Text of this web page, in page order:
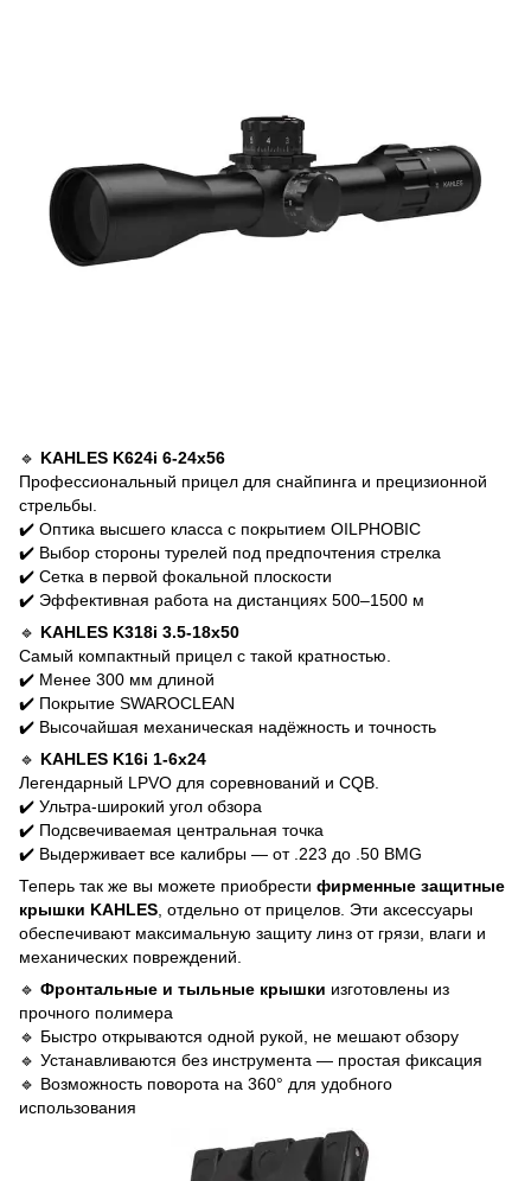
🔹 KAHLES K624i 6-24x56
Профессиональный прицел для снайпинга и прецизионной
стрельбы.
✔️ Оптика высшего класса с покрытием OILPHOBIC
✔️ Выбор стороны турелей под предпочтения стрелка
✔️ Сетка в первой фокальной плоскости
✔️ Эффективная работа на дистанциях 500–1500 м
🔹 KAHLES K318i 3.5-18x50
Самый компактный прицел с такой кратностью.
✔️ Менее 300 мм длиной
✔️ Покрытие SWAROCLEAN
✔️ Высочайшая механическая надёжность и точность
🔹 KAHLES K16i 1-6x24
Легендарный LPVO для соревнований и CQB.
✔️ Ультра-широкий угол обзора
✔️ Подсвечиваемая центральная точка
✔️ Выдерживает все калибры — от .223 до .50 BMG
Теперь так же вы можете приобрести фирменные защитные
крышки KAHLES , отдельно от прицелов. Эти аксессуары
обеспечивают максимальную защиту линз от грязи, влаги и
механических повреждений.
🔹 Фронтальные и тыльные крышки изготовлены из
прочного полимера
🔹 Быстро открываются одной рукой, не мешают обзору
🔹 Устанавливаются без инструмента — простая фиксация
🔹 Возможность поворота на 360° для удобного
использования